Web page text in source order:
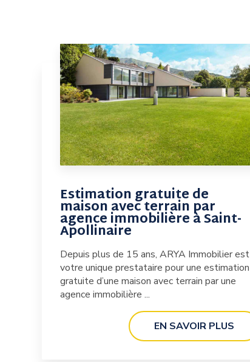
Estimation gratuite de
maison avec terrain par
agence immobilière à Saint-
Apollinaire
Depuis plus de 15 ans, ARYA Immobilier est
votre unique prestataire pour une estimation
gratuite d’une maison avec terrain par une
agence immobilière ...
EN SAVOIR PLUS